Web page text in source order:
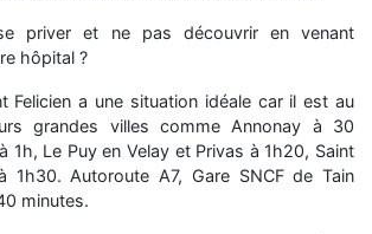
priver et ne pas découvrir en venant
hôpital ?
Felicien a une situation idéale car il est au
grandes villes comme Annonay à 30
1h, Le Puy en Velay et Privas à 1h20, Saint
1h30. Autoroute A7, Gare SNCF de Tain
minutes.